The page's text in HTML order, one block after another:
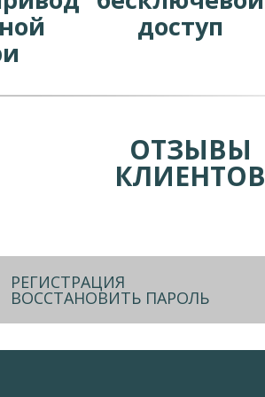
доступ
ОТЗЫВЫ
КЛИЕНТОВ
РЕГИСТРАЦИЯ
ВОССТАНОВИТЬ ПАРОЛЬ